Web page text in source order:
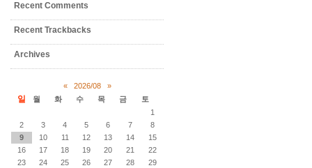
Recent Comments
Recent Trackbacks
Archives
« 2026/08 »
일 월 화 수 목 금
토
1
2
3 4 5 6 7
8
9
10 11 12 13 14
15
16
17 18 19 20 21
22
23
24 25 26 27 28
29